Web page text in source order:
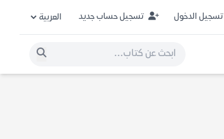
تسجيل الدخول تسجيل حساب جديد